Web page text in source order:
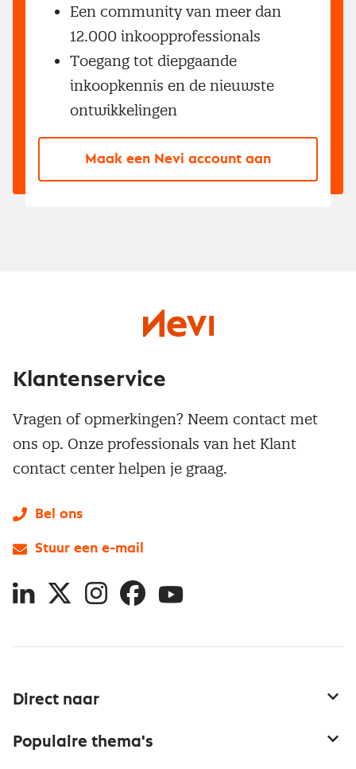
Een community van meer dan
12.000 inkoopprofessionals
Toegang tot diepgaande
inkoopkennis en de nieuwste
ontwikkelingen
Maak een Nevi account aan
Direct naar
Populaire thema's
Klantenservice
Vragen of opmerkingen? Neem contact met
ons op. Onze professionals van het Klant
contact center helpen je graag.
Bel ons
Stuur een e-mail
LinkedIn
X InstagramFacebookYouTube